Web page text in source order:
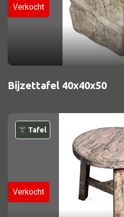
Verkocht
Bijzettafel 40x40x50
Tafel
Verkocht